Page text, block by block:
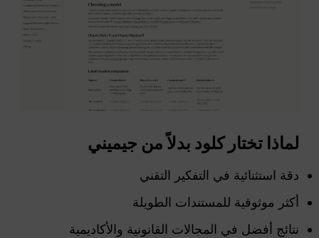
لماذا تختار كلود بدلاً من جيميني
دقة استثنائية في التفكير التقني
أكثر موثوقية للمستندات الطويلة
نتائج أفضل في المجالات القانونية والأكاديمية